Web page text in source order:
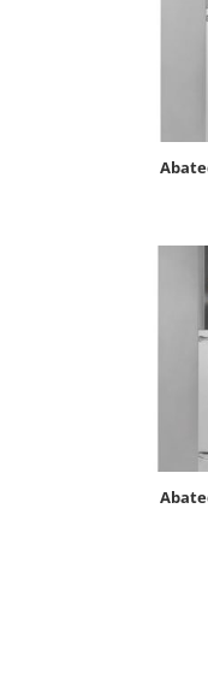
abatedores de temperatura
abatedores de temperatura